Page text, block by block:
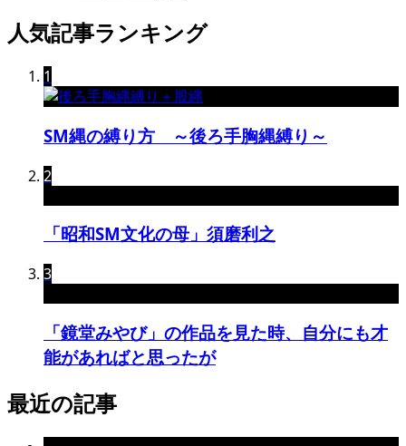
人気記事ランキング
1
SM縄の縛り方 ～後ろ手胸縄縛り～
2
「昭和SM文化の母」須磨利之
3
「鏡堂みやび」の作品を見た時、自分にも才
能があればと思ったが
最近の記事